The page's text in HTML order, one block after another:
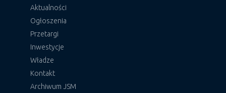
Aktualności
Ogłoszenia
Przetargi
Inwestycje
Władze
Kontakt
Archiwum JSM